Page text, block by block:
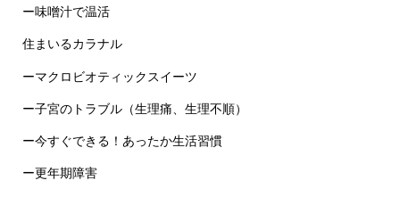
ー味噌汁で温活
住まいるカラナル
ーマクロビオティックスイーツ
ー子宮のトラブル（生理痛、生理不順）
ー今すぐできる！あったか生活習慣
ー更年期障害